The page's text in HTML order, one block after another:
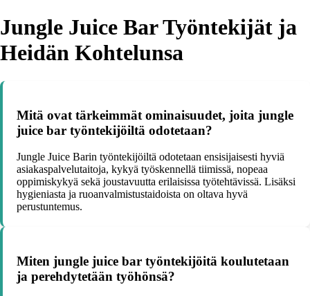
Jungle Juice Bar Työntekijät ja
Heidän Kohtelunsa
Mitä ovat tärkeimmät ominaisuudet, joita jungle
juice bar työntekijöiltä odotetaan?
Jungle Juice Barin työntekijöiltä odotetaan ensisijaisesti hyviä
asiakaspalvelutaitoja, kykyä työskennellä tiimissä, nopeaa
oppimiskykyä sekä joustavuutta erilaisissa työtehtävissä. Lisäksi
hygieniasta ja ruoanvalmistustaidoista on oltava hyvä
perustuntemus.
Miten jungle juice bar työntekijöitä koulutetaan
ja perehdytetään työhönsä?